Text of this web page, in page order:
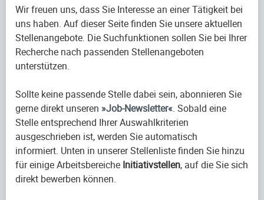
Wir freuen uns, dass Sie Interesse an einer Tätigkeit bei
uns haben. Auf dieser Seite finden Sie unsere aktuellen
Stellenangebote. Die Suchfunktionen sollen Sie bei Ihrer
Recherche nach passenden Stellenangeboten
unterstützen.
Sollte keine passende Stelle dabei sein, abonnieren Sie
gerne direkt unseren Job-Newsletter . Sobald eine
Stelle entsprechend Ihrer Auswahlkriterien
ausgeschrieben ist, werden Sie automatisch
informiert. Unten in unserer Stellenliste finden Sie hinzu
für einige Arbeitsbereiche Initiativstellen, auf die Sie sich
direkt bewerben können.